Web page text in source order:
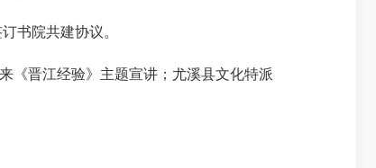
书院共建协议。
《晋江经验》主题宣讲；尤溪县文化特派